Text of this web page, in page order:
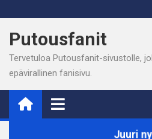
to
content
Putousfanit
Tervetuloa Putousfanit-sivustolle,
epävirallinen fanisivu.
Juuri